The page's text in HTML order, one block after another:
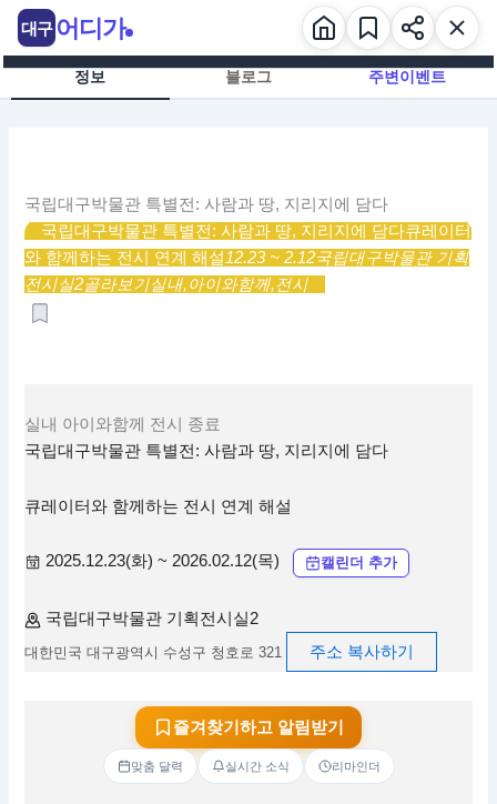
츠
정보 블로그 주변이벤트
국립대구박물관 특별전: 사람과 땅, 지리지에 담다
국립대구박물관 특별전: 사람과 땅, 지리지에 담다큐레이터
와 함께하는 전시 연계 해설12.23 ~ 2.12국립대구박물관 기획
전시실2골라보기실내,아이와함께,전시
실내 아이와함께 전시 종료
국립대구박물관 특별전: 사람과 땅, 지리지에 담다
큐레이터와 함께하는 전시 연계 해설
2025.12.23(화) ~ 2026.02.12(목) 캘린더 추가
국립대구박물관 기획전시실2
대한민국 대구광역시 수성구 청호로 321 주소 복사하기
즐겨찾기하고 알림받기
맞춤 달력 실시간 소식 리마인더
대구 어디가